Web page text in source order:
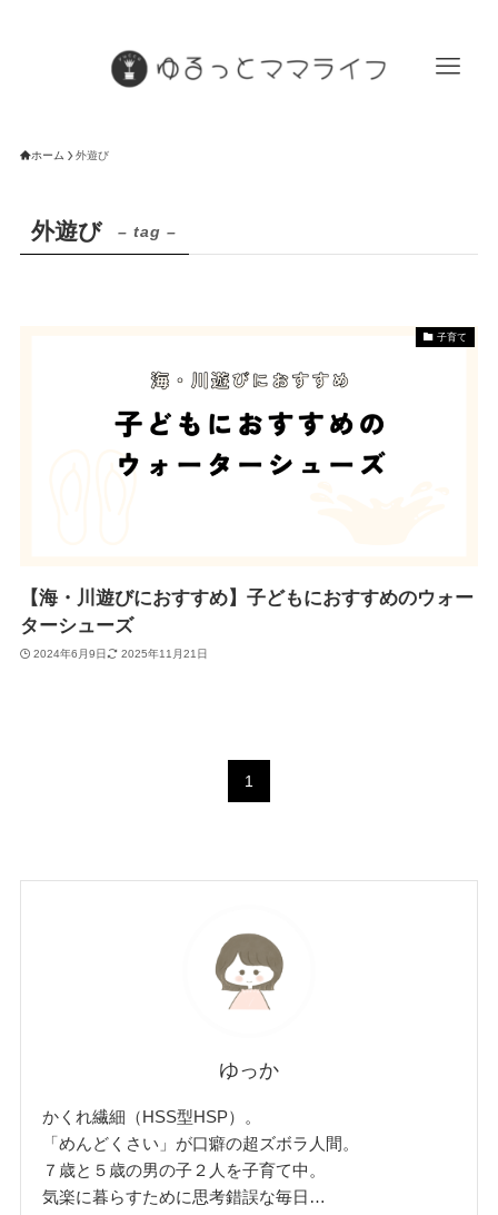
ホーム 外遊び
外遊び – tag –
子育て
【海・川遊びにおすすめ】子どもにおすすめのウォー
ターシューズ
2024年6月9日 2025年11月21日
1
ゆっか
かくれ繊細（HSS型HSP）。
「めんどくさい」が口癖の超ズボラ人間。
７歳と５歳の男の子２人を子育て中。
気楽に暮らすために思考錯誤な毎日…